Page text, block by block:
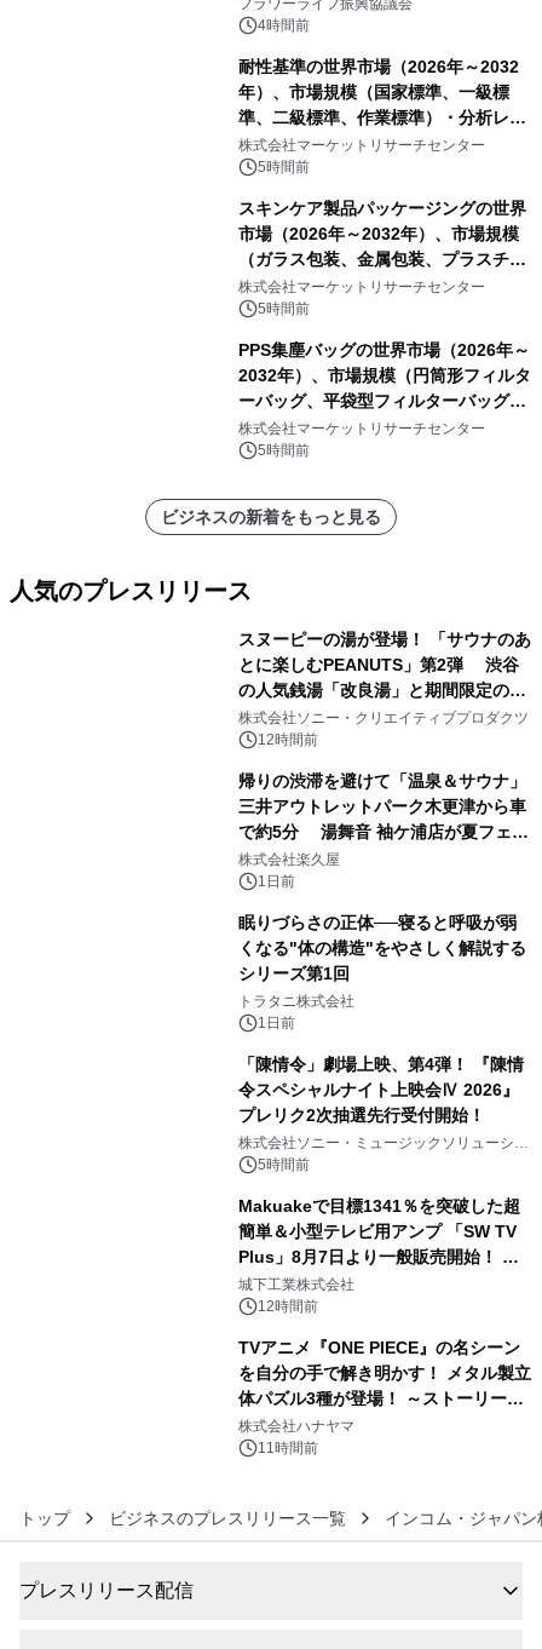
4時間前
耐性基準の世界市場（2026年～2032
年）、市場規模（国家標準、一級標
準、二級標準、作業標準）・分析レポ
ートを発表
株式会社マーケットリサーチセンター
5時間前
スキンケア製品パッケージングの世界
市場（2026年～2032年）、市場規模
（ガラス包装、金属包装、プラスチッ
ク包装、その他）・分析レポートを発
表
株式会社マーケットリサーチセンター
5時間前
PPS集塵バッグの世界市場（2026年～
2032年）、市場規模（円筒形フィルタ
ーバッグ、平袋型フィルターバッグ、
プリーツフィルターバッグ、その
他）・分析レポートを発表
株式会社マーケットリサーチセンター
5時間前
ビジネスの新着をもっと見る
人気のプレスリリース
スヌーピーの湯が登場！ 「サウナのあ
とに楽しむPEANUTS」第2弾 渋谷
の人気銭湯「改良湯」と期間限定のコ
ラボレーション サウナイキタイコラ
ボグッズも発売決定！
株式会社ソニー・クリエイティブプロダクツ
12時間前
帰りの渋滞を避けて「温泉＆サウナ」
三井アウトレットパーク木更津から車
で約5分 湯舞音 袖ケ浦店が夏フェア
メニューを提供
株式会社楽久屋
1日前
眠りづらさの正体──寝ると呼吸が弱
くなる"体の構造"をやさしく解説する
シリーズ第1回
トラタニ株式会社
1日前
「陳情令」劇場上映、第4弾！ 『陳情
令スペシャルナイト上映会Ⅳ 2026』
プレリク2次抽選先行受付開始！
株式会社ソニー・ミュージックソリューショ
ンズ5時間前
Makuakeで目標1341％を突破した超
簡単＆小型テレビ用アンプ 「SW TV
Plus」8月7日より一般販売開始！ ケ
ーブル1本つなぐだけ、テレビの音が
ぐっと豊かに
城下工業株式会社
12時間前
TVアニメ『ONE PIECE』の名シーン
を自分の手で解き明かす！ メタル製立
体パズル3種が登場！ ～ストーリーと
ギミックが融合した 大人の体験型パズ
ルが8月7日(金)12時より先行予約受付
株式会社ハナヤマ
11時間前
トップ ビジネスのプレスリリース一覧 インコム・ジャパン
プレスリリース配信